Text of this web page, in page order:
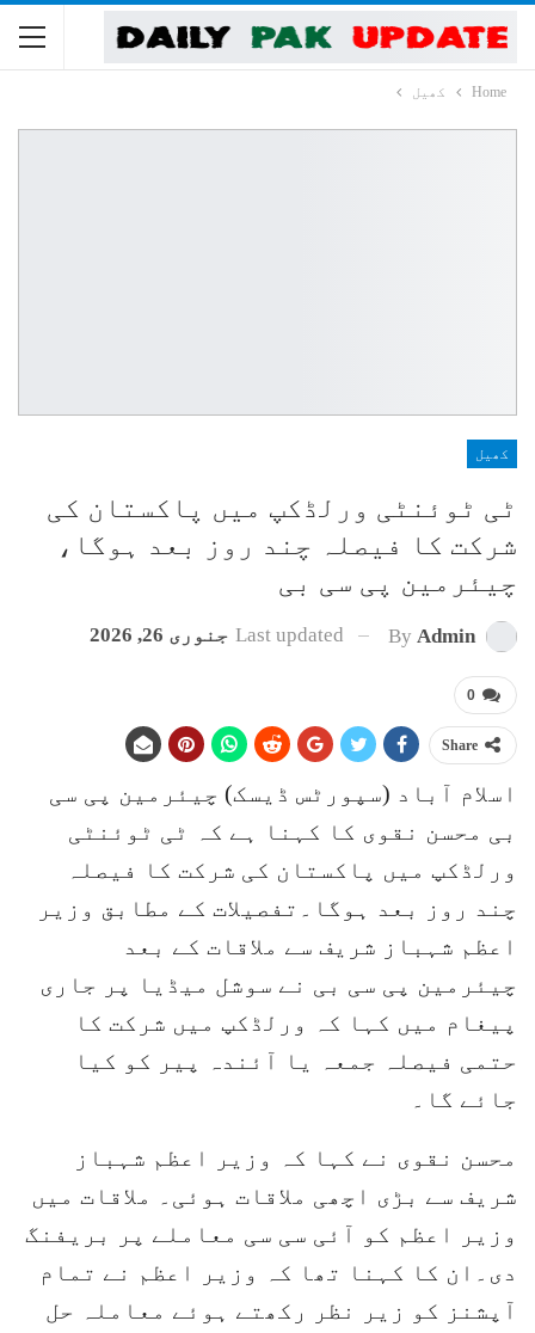
Home کھیل
کھیل
ٹی ٹوئنٹی ورلڈکپ میں پاکستان کی
شرکت کا فیصلہ چند روز بعد ہوگا،
چیئرمین پی سی بی
By Admin
Last updated جنوری 26, 2026
0
Share
اسلام آباد (سپورٹس ڈیسک) چیئرمین پی سی
بی محسن نقوی کا کہنا ہے کہ ٹی ٹوئنٹی
ورلڈکپ میں پاکستان کی شرکت کا فیصلہ
چند روز بعد ہوگا۔تفصیلات کے مطابق وزیر
اعظم شہباز شریف سے ملاقات کے بعد
چیئرمین پی سی بی نے سوشل میڈیا پر جاری
پیغام میں کہا کہ ورلڈکپ میں شرکت کا
حتمی فیصلہ جمعہ یا آئندہ پیر کو کیا
جائے گا۔
محسن نقوی نے کہا کہ وزیر اعظم شہباز
شریف سے بڑی اچھی ملاقات ہوئی۔ ملاقات میں
وزیر اعظم کو آئی سی سی معاملے پر بریفنگ
دی۔ان کا کہنا تھا کہ وزیر اعظم نے تمام
آپشنز کو زیر نظر رکھتے ہوئے معاملہ حل